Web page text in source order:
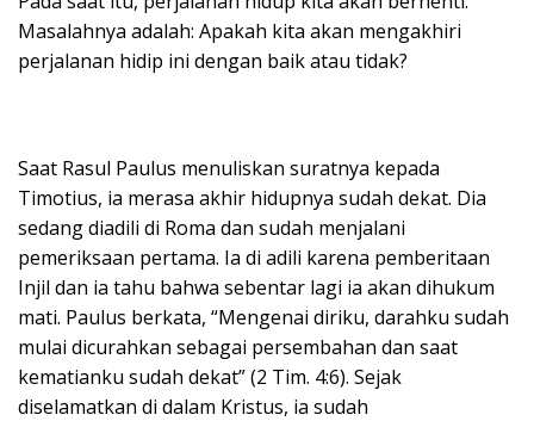
Masalahnya adalah: Apakah kita akan mengakhiri
perjalanan hidip ini dengan baik atau tidak?
Saat Rasul Paulus menuliskan suratnya kepada
Timotius, ia merasa akhir hidupnya sudah dekat. Dia
sedang diadili di Roma dan sudah menjalani
pemeriksaan pertama. Ia di adili karena pemberitaan
Injil dan ia tahu bahwa sebentar lagi ia akan dihukum
mati. Paulus berkata, “Mengenai diriku, darahku sudah
mulai dicurahkan sebagai persembahan dan saat
kematianku sudah dekat” (2 Tim. 4:6). Sejak
diselamatkan di dalam Kristus, ia sudah